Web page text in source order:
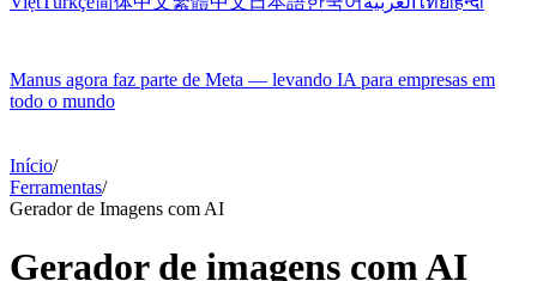
Manus agora faz parte de Meta — levando IA para empresas em
todo o mundo
Início/
Ferramentas/
Gerador de Imagens com AI
Gerador de imagens com AI